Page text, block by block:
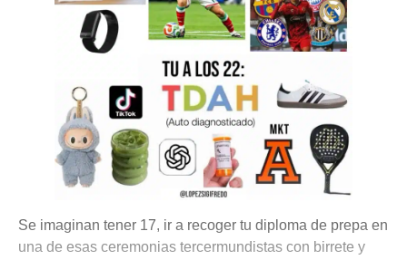
Se imaginan tener 17, ir a recoger tu diploma de prepa en
una de esas ceremonias tercermundistas con birrete y